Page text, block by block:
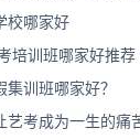
校哪家好
培训班哪家好推荐
训班哪家好？
艺考成为一生的痛